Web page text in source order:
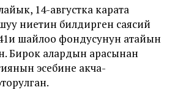
14-августка карата
ниетин билдирген саясий
шайлоо фондусунун атайын
Бирок алардын арасынан
эсебине акча-